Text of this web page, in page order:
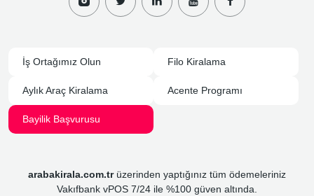
İş Ortağımız Olun Filo Kiralama
Aylık Araç Kiralama Acente Programı
Bayilik Başvurusu
arabakirala.com.trüzerinden yaptığınız tüm ödemeleriniz
Vakıfbank vPOS 7/24 ile %100 güven altında.